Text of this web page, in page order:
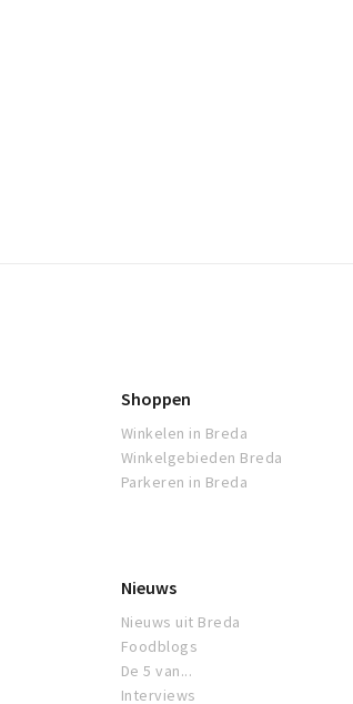
Shoppen
Winkelen in Breda
Winkelgebieden Breda
Parkeren in Breda
Nieuws
Nieuws uit Breda
Foodblogs
De 5 van...
Interviews